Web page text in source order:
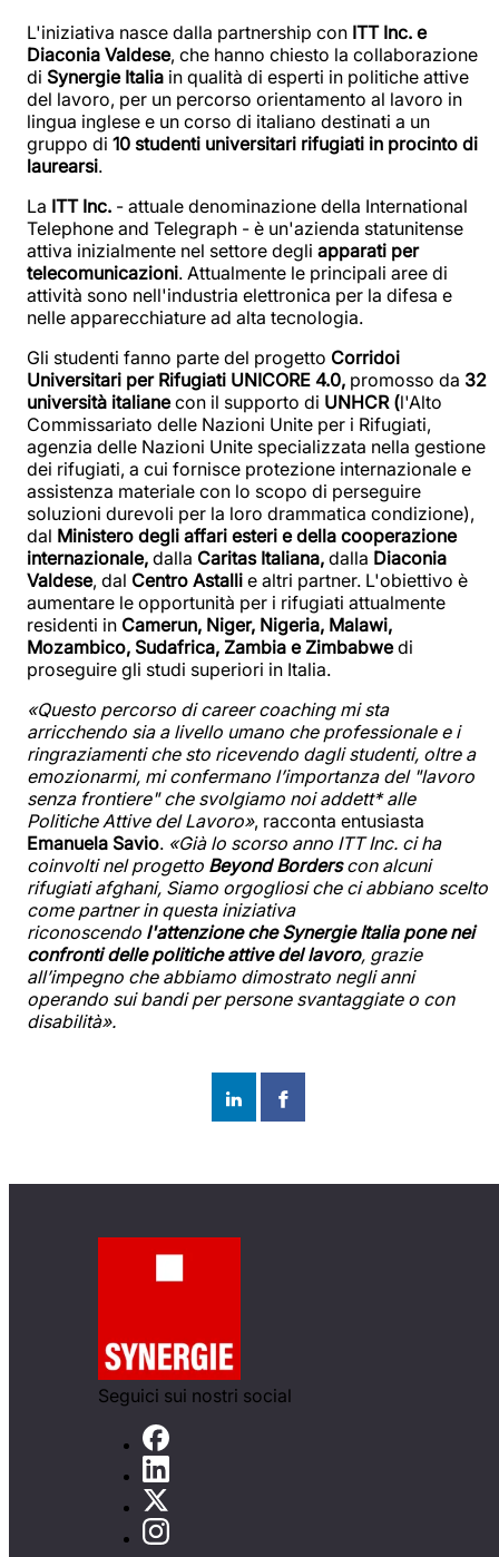
L'iniziativa nasce dalla partnership con ITT Inc. e
Diaconia Valdese, che hanno chiesto la collaborazione
di Synergie Italia in qualità di esperti in politiche attive
del lavoro, per un percorso orientamento al lavoro in
lingua inglese e un corso di italiano destinati a un
gruppo di 10 studenti universitari rifugiati in procinto di
laurearsi.
La ITT Inc. - attuale denominazione della International
Telephone and Telegraph - è un'azienda statunitense
attiva inizialmente nel settore degli apparati per
telecomunicazioni. Attualmente le principali aree di
attività sono nell'industria elettronica per la difesa e
nelle apparecchiature ad alta tecnologia.
Gli studenti fanno parte del progetto Corridoi
Universitari per Rifugiati UNICORE 4.0, promosso da 32
università italianecon il supporto di UNHCR (l'Alto
Commissariato delle Nazioni Unite per i Rifugiati,
agenzia delle Nazioni Unite specializzata nella gestione
dei rifugiati, a cui fornisce protezione internazionale e
assistenza materiale con lo scopo di perseguire
soluzioni durevoli per la loro drammatica condizione),
dal Ministero degli affari esteri e della cooperazione
internazionale, dalla Caritas Italiana, dalla Diaconia
Valdese, dal Centro Astalli e altri partner. L'obiettivo è
aumentare le opportunità per i rifugiati attualmente
residenti in Camerun, Niger, Nigeria, Malawi,
Mozambico, Sudafrica, Zambia e Zimbabwedi
proseguire gli studi superiori in Italia.
«Questo percorso di career coaching mi sta
arricchendo sia a livello umano che professionale e i
ringraziamenti che sto ricevendo dagli studenti, oltre a
emozionarmi, mi confermano l’importanza del "lavoro
senza frontiere" che svolgiamo noi addett* alle
Politiche Attive del Lavoro», racconta entusiasta
Emanuela Savio. «Già lo scorso anno ITT Inc. ci ha
coinvolti nel progetto Beyond Borderscon alcuni
rifugiati afghani, Siamo orgogliosi che ci abbiano scelto
come partner in questa iniziativa
riconoscendo l'attenzione che Synergie Italia pone nei
confronti delle politiche attive del lavoro, grazie
all’impegno che abbiamo dimostrato negli anni
operando sui bandi per persone svantaggiate o con
disabilità».
Seguici sui nostri social